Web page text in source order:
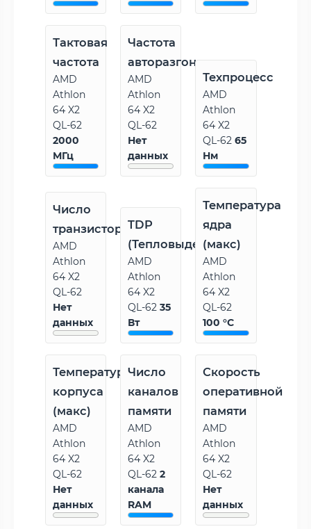
Тактовая
частота
AMD
Athlon
64 X2
QL-62
2000
МГц
Частота
авторазгона
AMD
Athlon
64 X2
QL-62
Нет
данных
Техпроцесс
AMD
Athlon
64 X2
QL-6265
Нм
Число
транзисторов
AMD
Athlon
64 X2
QL-62
Нет
данных
TDP
(Тепловыделение)
AMD
Athlon
64 X2
QL-6235
Вт
Температура
ядра
(макс)
AMD
Athlon
64 X2
QL-62
100 °C
Температура
корпуса
(макс)
AMD
Athlon
64 X2
QL-62
Нет
данных
Число
каналов
памяти
AMD
Athlon
64 X2
QL-622
канала
RAM
Скорость
оперативной
памяти
AMD
Athlon
64 X2
QL-62
Нет
данных